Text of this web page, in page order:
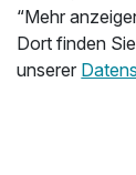
“Mehr
Dort finden
unserer